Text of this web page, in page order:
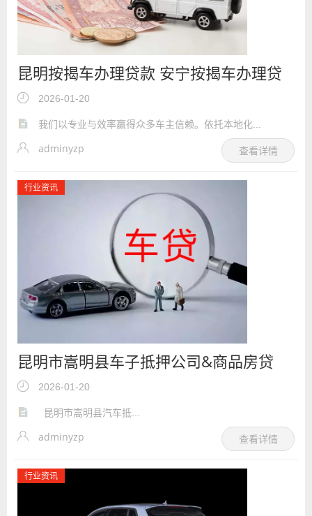
昆明按揭车办理贷款 安宁按揭车办理贷
款
2026-01-20
我们以专业与效率赢得众多车主信赖。依托本地化...
adminyzp 查看详情
行业资讯
昆明市嵩明县车子抵押公司&商品房贷
款，房本汽车抵押红本贷款
2026-01-20
昆明市嵩明县汽车抵...
adminyzp 查看详情
行业资讯